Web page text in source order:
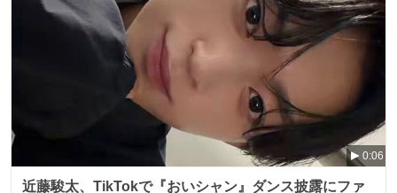
0:06
近藤駿太、TikTokで『おいシャン』ダンス披露にファ